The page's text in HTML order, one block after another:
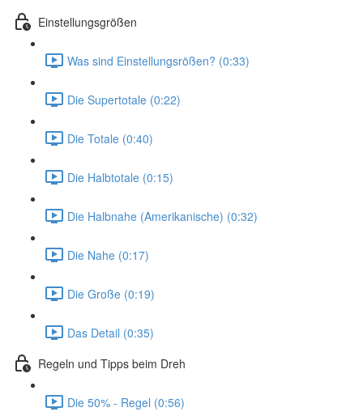
Einstellungsgrößen
Was sind Einstellungsrößen? (0:33)
Die Supertotale (0:22)
Die Totale (0:40)
Die Halbtotale (0:15)
Die Halbnahe (Amerikanische) (0:32)
Die Nahe (0:17)
Die Große (0:19)
Das Detail (0:35)
Regeln und Tipps beim Dreh
Die 50% - Regel (0:56)